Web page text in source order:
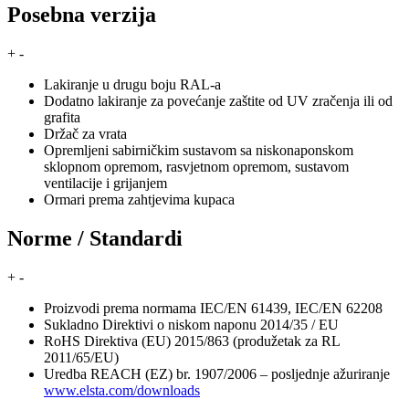
Posebna verzija
+ -
Lakiranje u drugu boju RAL-a
Dodatno lakiranje za povećanje zaštite od UV zračenja ili od
grafita
Držač za vrata
Opremljeni sabirničkim sustavom sa niskonaponskom
sklopnom opremom, rasvjetnom opremom, sustavom
ventilacije i grijanjem
Ormari prema zahtjevima kupaca
Norme / Standardi
+ -
Proizvodi prema normama IEC/EN 61439, IEC/EN 62208
Sukladno Direktivi o niskom naponu 2014/35 / EU
RoHS Direktiva (EU) 2015/863 (produžetak za RL
2011/65/EU)
Uredba REACH (EZ) br. 1907/2006 – posljednje ažuriranje
www.elsta.com/downloads